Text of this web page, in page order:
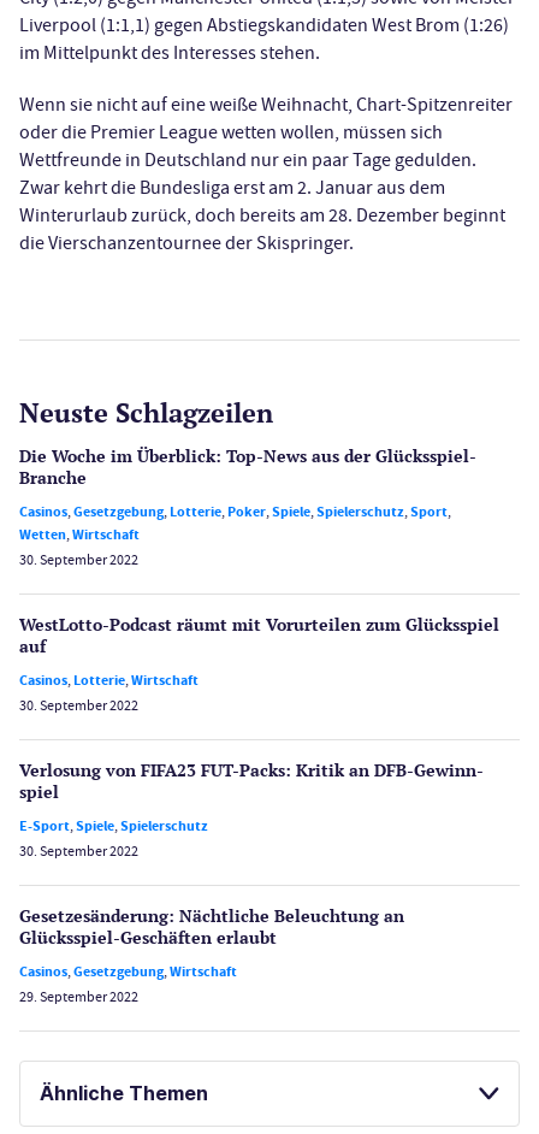
Liverpool (1:1,1) gegen Abstiegskandidaten West Brom (1:26)
im Mittelpunkt des Interesses stehen.
Wenn sie nicht auf eine weiße Weihnacht, Chart-Spitzenreiter
oder die Premier League wetten wollen, müssen sich
Wettfreunde in Deutschland nur ein paar Tage gedulden.
Zwar kehrt die Bundesliga erst am 2. Januar aus dem
Winterurlaub zurück, doch bereits am 28. Dezember beginnt
die Vierschanzentournee der Skispringer.
Neuste Schlagzeilen
Die Woche im Überblick: Top-News aus der Glücksspiel-
Branche
Casinos,Gesetzgebung,Lotterie,Poker,Spiele,Spielerschutz,Sport,
Wetten,Wirtschaft
30. September 2022
WestLotto-Podcast räumt mit Vorurteilen zum Glücksspiel
auf
Casinos,Lotterie,Wirtschaft
30. September 2022
Verlosung von FIFA23 FUT-Packs: Kritik an DFB-Gewinn­
spiel
E-Sport,Spiele,Spielerschutz
30. September 2022
Gesetzes­änderung: Nächtliche Beleuch­tung an
Glücksspiel-Geschäften erlaubt
Casinos,Gesetzgebung,Wirtschaft
29. September 2022
Ähnliche Themen